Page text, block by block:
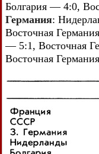
Болгария — 4:0,
Германия:
Восточная
— 5:1, Восточная
Восточная